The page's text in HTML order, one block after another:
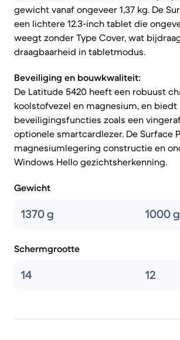
gewicht vanaf ongeveer 1,37 kg. De
een lichtere 12.3-inch tablet die
weegt zonder Type Cover, wat
draagbaarheid in tabletmodus.
Beveiliging en bouwkwaliteit:
De Latitude 5420 heeft een robuust
koolstofvezel en magnesium, en biedt
beveiligingsfuncties zoals een
optionele smartcardlezer. De Surface
magnesiumlegering constructie en
Windows Hello gezichtsherkenning.
Gewicht
1370 g 1000 g
Schermgrootte
14 12